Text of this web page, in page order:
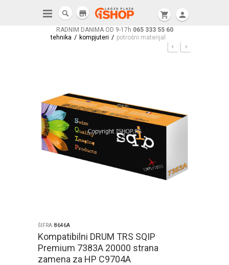
RADNIM DANIMA OD 9-17h 065 333 55 60
shopping_cart person
store
tehnika / kompjuteri / potrošni materijal
ŠIFRA:8646A
Kompatibilni DRUM TRS SQIP
Premium 7383A 20000 strana
zamena za HP C9704A